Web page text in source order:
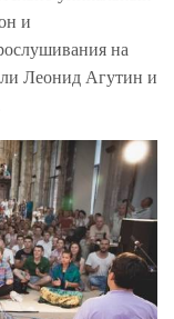
и
на
Леонид Агутин и